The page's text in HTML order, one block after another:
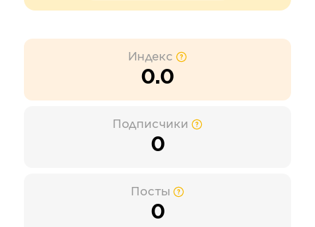
Индекс
0.0
Подписчики
0
Посты
0